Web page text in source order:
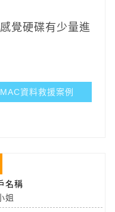
覺硬碟有少量進
MAC資料救援案例
名稱
姐